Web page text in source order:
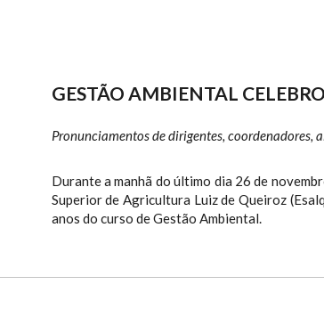
GESTÃO AMBIENTAL
Pronunciamentos de dirigentes, coordenadores,
Durante a manhã do último dia 26 de
Superior de Agricultura Luiz de Queiroz
anos do curso de Gestão Ambiental.